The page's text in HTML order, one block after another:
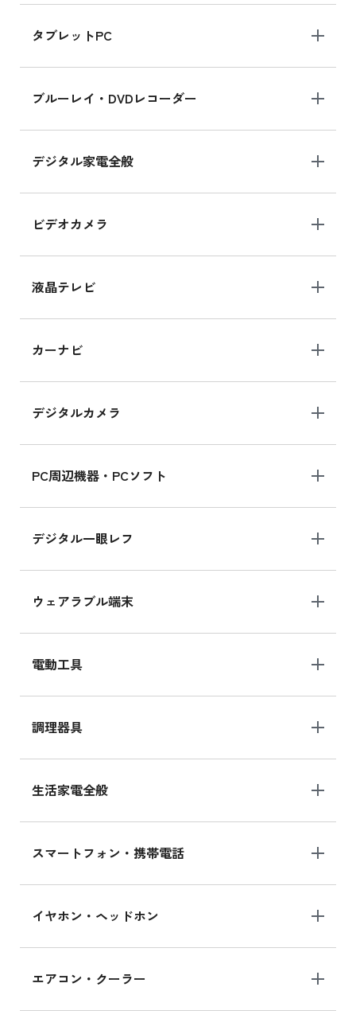
タブレットPC
ブルーレイ・DVDレコーダー
デジタル家電全般
ビデオカメラ
液晶テレビ
カーナビ
デジタルカメラ
PC周辺機器・PCソフト
デジタル一眼レフ
ウェアラブル端末
電動工具
調理器具
生活家電全般
スマートフォン・携帯電話
イヤホン・ヘッドホン
エアコン・クーラー
iPad mini 8.3インチ の新品買取価格
iPhone 16 シリーズ
iPhone 16 の新品買取価格
iPad Air 11インチ シリーズ
iPad Air 11インチ の新品買取価格
iPhone 15 128GB シリーズ
iPhone 15 128GB の新品買取価格
MK2K3J/Aの新品買取価格はこちら